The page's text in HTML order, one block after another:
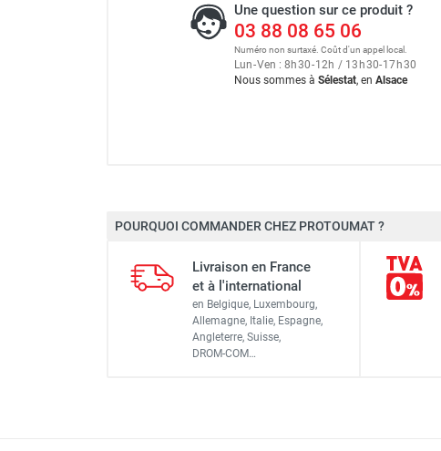
Une question sur ce produit ?
03 88 08 65 06
Numéro non surtaxé. Coût d'un appel local.
Lun-Ven : 8h30-12h / 13h30-17h30
Nous sommes à Sélestat, en Alsace
Marque
Référence fournisseur
Classement produit
POURQUOI COMMANDER CHEZ PROTOUMAT ?
Livraison en France
et à l'international
en Belgique, Luxembourg,
Allemagne, Italie, Espagne,
Angleterre, Suisse,
DROM-COM…